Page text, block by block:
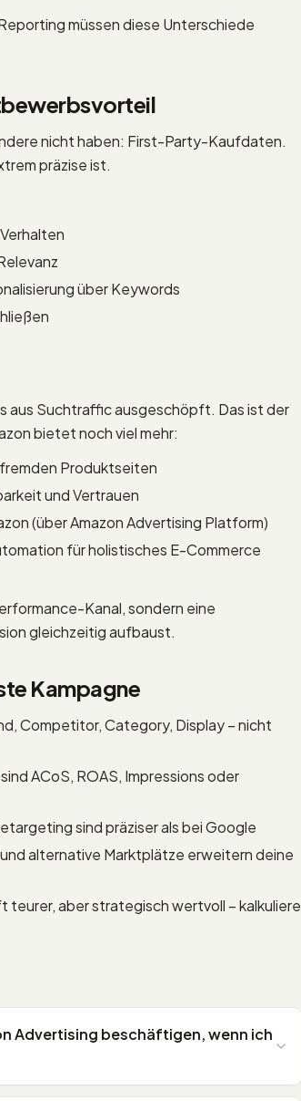
müssen diese Unterschiede
nicht haben: First-Party-Kaufdaten.
präzise ist.
über Keywords
aus Suchtraffic ausgeschöpft. Das ist der
bietet noch viel mehr:
Produktseiten
und Vertrauen
(über Amazon Advertising Platform)
für holistisches E-Commerce
Kanal, sondern eine
gleichzeitig aufbaust.
Kampagne
Competitor, Category, Display – nicht
ACoS, ROAS, Impressions oder
sind präziser als bei Google
alternative Marktplätze erweitern deine
teurer, aber strategisch wertvoll – kalkuliere
Advertising beschäftigen, wenn ich